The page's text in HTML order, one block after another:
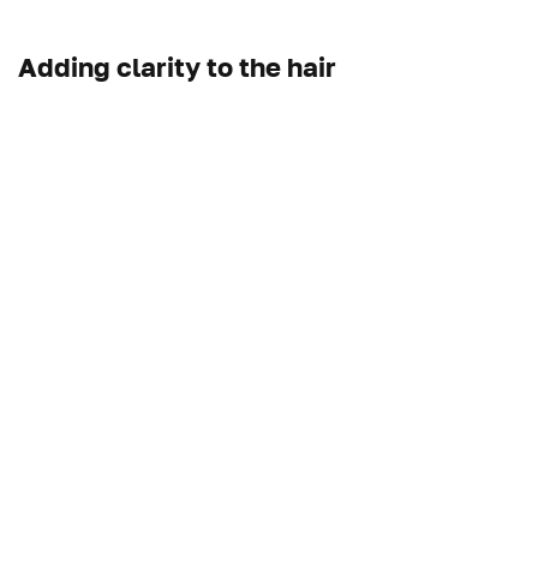
Adding clarity to the hair